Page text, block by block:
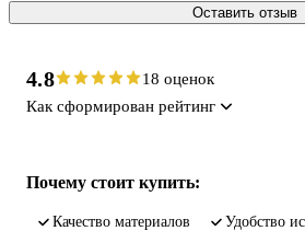
Оставить отзыв
4.8
18 оценок
Как сформирован рейтинг
Почему стоит купить:
качество материалов
удобство